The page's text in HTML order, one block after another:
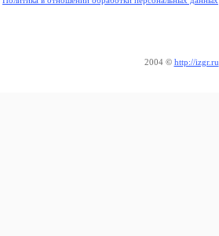
2004 © http://izgr.ru